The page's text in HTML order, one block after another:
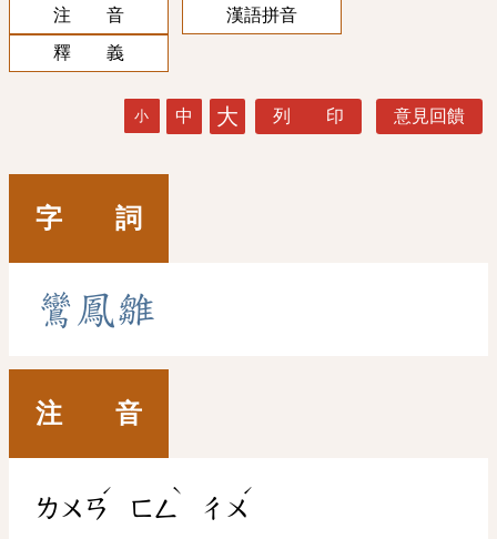
注 音
漢語拼音
釋 義
小 中 大 列 印 意見回饋
字 詞
鸞 鳳雛
注 音
ㄌㄨㄢ
ˊ
ㄈㄥ
ˋ
ㄔㄨ
ˊ